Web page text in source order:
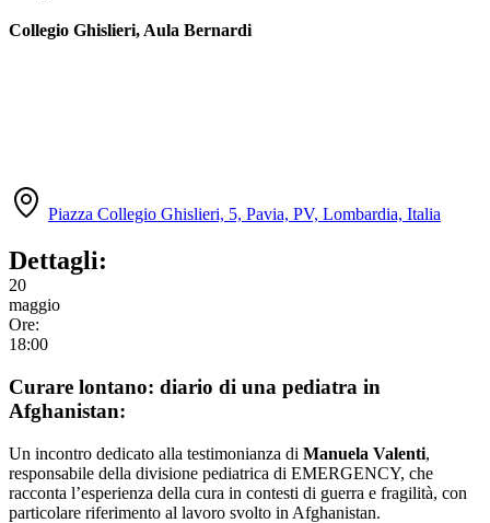
Collegio Ghislieri, Aula Bernardi
Piazza Collegio Ghislieri, 5, Pavia, PV, Lombardia, Italia
Dettagli:
20
maggio
Ore:
18:00
Curare lontano: diario di una pediatra in
Afghanistan:
Un incontro dedicato alla testimonianza di Manuela Valenti,
responsabile della divisione pediatrica di EMERGENCY, che
racconta l’esperienza della cura in contesti di guerra e fragilità, con
particolare riferimento al lavoro svolto in Afghanistan.